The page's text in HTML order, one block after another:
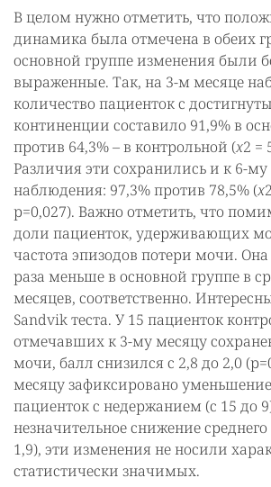
В целом нужно отметить, что
динамика была отмечена в обеих
основной группе изменения были
выраженные. Так, на 3-м месяце
количество пациенток с
континенции составило 91,9% в
против 64,3% – в контрольной (x2 =
Различия эти сохранились и к 6-
наблюдения: 97,3% против 78,5% (x
р=0,027). Важно отметить, что
доли пациенток, удерживающих
частота эпизодов потери мочи.
раза меньше в основной группе в
месяцев, соответственно.
Sandvik теста. У 15 пациенток
отмечавших к 3-му месяцу
мочи, балл снизился с 2,8 до 2,0
месяцу зафиксировано
пациенток с недержанием (с 15 до
незначительное снижение
1,9), эти изменения не носили
статистически значимых.